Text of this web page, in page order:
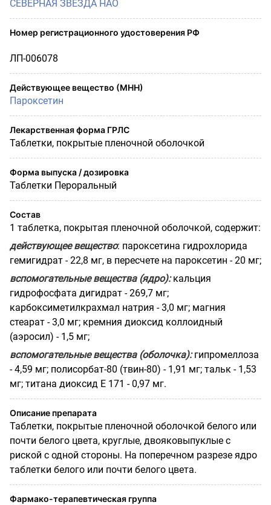
СЕВЕРНАЯ ЗВЕЗДА НАО
Номер регистрационного удостоверения РФ
ЛП-006078
Действующее вещество (МНН)
Пароксетин
Лекарственная форма ГРЛС
Таблетки, покрытые пленочной оболочкой
Форма выпуска / дозировка
Таблетки Пероральный
Состав
1 таблетка, покрытая пленочной оболочкой, содержит:
действующее вещество: пароксетина гидрохлорида
гемигидрат - 22,8 мг, в пересчете на пароксетин - 20 мг;
вспомогательные вещества (ядро):кальция
гидрофосфата дигидрат - 269,7 мг;
карбоксиметилкрахмал натрия - 3,0 мг; магния
стеарат - 3,0 мг; кремния диоксид коллоидный
(аэросил) - 1,5 мг;
вспомогательные вещества (оболочка):гипромеллоза
- 4,59 мг; полисорбат-80 (твин-80) - 1,91 мг; тальк - 1,53
мг; титана диоксид Е 171 - 0,97 мг.
Описание препарата
Таблетки, покрытые пленочной оболочкой белого или
почти белого цвета, круглые, двояковыпуклые с
риской с одной стороны. На поперечном разрезе ядро
таблетки белого или почти белого цвета.
Фармако-терапевтическая группа